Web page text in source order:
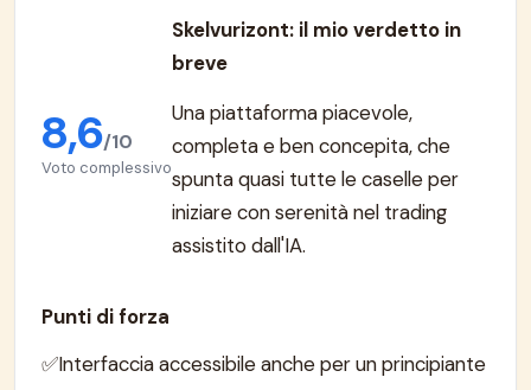
8,6/10
Voto complessivo
Skelvurizont: il mio verdetto in
breve
Una piattaforma piacevole,
completa e ben concepita, che
spunta quasi tutte le caselle per
iniziare con serenità nel trading
assistito dall'IA.
Punti di forza
Interfaccia accessibile anche per un principiante